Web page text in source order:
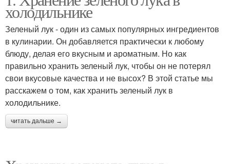
холодильнике
Зеленый лук - один из самых популярных ингредиентов
в кулинарии. Он добавляется практически к любому
блюду, делая его вкусным и ароматным. Но как
правильно хранить зеленый лук, чтобы он не потерял
свои вкусовые качества и не высох? В этой статье мы
расскажем о том, как хранить зеленый лук в
холодильнике.
читать дальше →